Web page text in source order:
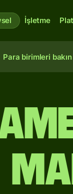
İşletme
Para birimleri bakın